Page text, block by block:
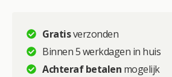
Gratisverzonden
Binnen 5 werkdagen in huis
Achteraf betalen mogelijk